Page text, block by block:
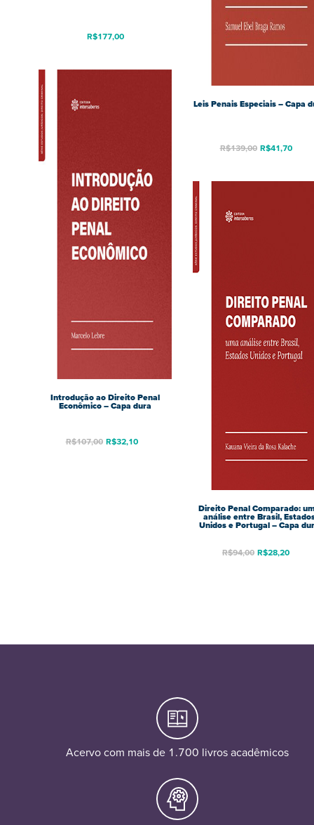
R$177,00
Leis Penais Especiais – Capa
R$139,00 R$41,70
Introdução ao Direito Penal
Econômico – Capa dura
R$107,00 R$32,10
Direito Penal Comparado:
análise entre Brasil,
Unidos e Portugal – Capa
R$94,00 R$28,20
Acervo com mais de 1.700 livros acadêmicos